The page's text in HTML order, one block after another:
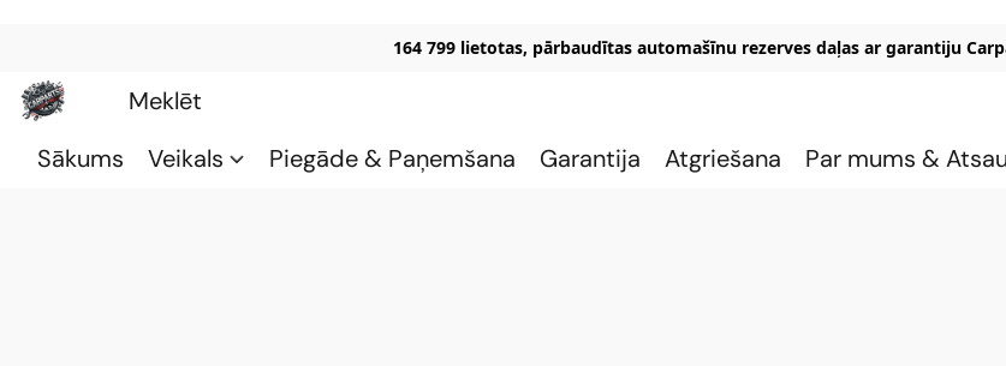
164 799 lietotas, pārbaudītas automašīnu rezerves daļas ar garantiju
Sākums Veikals Piegāde & Paņemšana Garantija Atgriešana Par mums &